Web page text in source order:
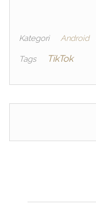
Kategori Android
Tags TikTok